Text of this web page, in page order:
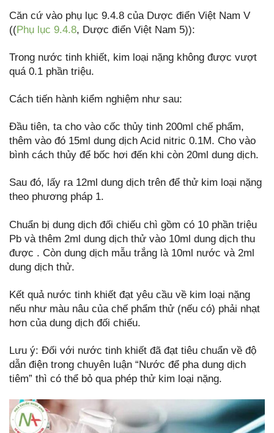
Căn cứ vào phụ lục 9.4.8 của Dược điển Việt Nam V
((Phụ lục 9.4.8, Dược điển Việt Nam 5)):
Trong nước tinh khiết, kim loại nặng không được vượt
quá 0.1 phần triệu.
Cách tiến hành kiểm nghiệm như sau:
Đầu tiên, ta cho vào cốc thủy tinh 200ml chế phẩm,
thêm vào đó 15ml dung dịch Acid nitric 0.1M. Cho vào
bình cách thủy để bốc hơi đến khi còn 20ml dung dịch.
Sau đó, lấy ra 12ml dung dịch trên để thử kim loại nặng
theo phương pháp 1.
Chuẩn bị dung dịch đối chiếu chì gồm có 10 phần triệu
Pb và thêm 2ml dung dịch thử vào 10ml dung dịch thu
được . Còn dung dịch mẫu trắng là 10ml nước và 2ml
dung dịch thử.
Kết quả nước tinh khiết đạt yêu cầu về kim loại nặng
nếu như màu nâu của chế phẩm thử (nếu có) phải nhạt
hơn của dung dịch đối chiếu.
Lưu ý: Đối với nước tinh khiết đã đạt tiêu chuẩn về độ
dẫn điện trong chuyên luận “Nước để pha dung dịch
tiêm” thì có thể bỏ qua phép thử kim loại nặng.